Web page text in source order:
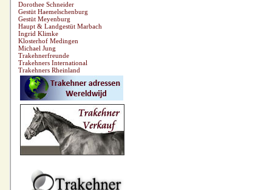
Dorothee Schneider
Gestüt Haemelschenburg
Gestüt Meyenburg
Haupt & Landgestüt Marbach
Ingrid Klimke
Klosterhof Medingen
Michael Jung
Trakehnerfreunde
Trakehners International
Trakehners Rheinland